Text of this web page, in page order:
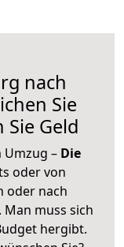
nach
Sie
Geld
– Die
oder von
oder nach
. Man muss sich
hergibt.